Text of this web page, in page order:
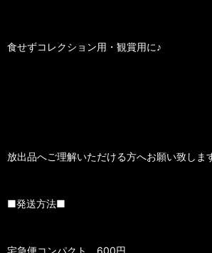
食せずコレクション用・観賞用に♪
放出品へご理解いただける方へお願い致しま
■発送方法■